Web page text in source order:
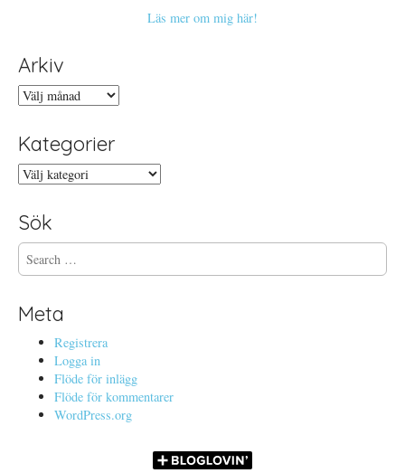
Läs mer om mig här!
Arkiv
Arkiv
Kategorier
Kategorier
Sök
S
e
r
cMeta
Registrera
Logga in
Flöde för inlägg
Flöde för kommentarer
WordPress.org